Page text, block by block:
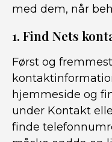
med dem, når
1. Find Nets
Først og
hjemmeside og
under Kontakt
finde